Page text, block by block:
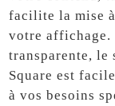
facilite la mise
votre affichage.
transparente, le
Square est
à vos besoins